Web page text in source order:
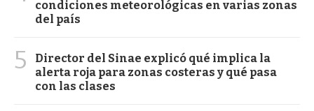
condiciones meteorológicas en varias zonas
del país
5
Director del Sinae explicó qué implica la
alerta roja para zonas costeras y qué pasa
con las clases